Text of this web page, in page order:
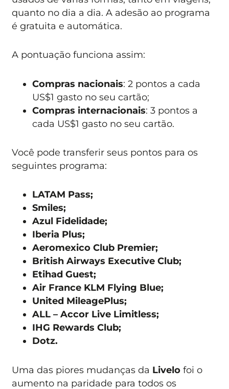
quanto no dia a dia. A adesão ao programa
é gratuita e automática.
A pontuação funciona assim:
Compras nacionais: 2 pontos a cada
US$1 gasto no seu cartão;
Compras internacionais: 3 pontos a
cada US$1 gasto no seu cartão.
Você pode transferir seus pontos para os
seguintes programa:
LATAM Pass;
Smiles;
Azul Fidelidade;
Iberia Plus;
Aeromexico Club Premier;
British Airways Executive Club;
Etihad Guest;
Air France KLM Flying Blue;
United MileagePlus;
ALL – Accor Live Limitless;
IHG Rewards Club;
Dotz.
Uma das piores mudanças da Livelofoi o
aumento na paridade para todos os